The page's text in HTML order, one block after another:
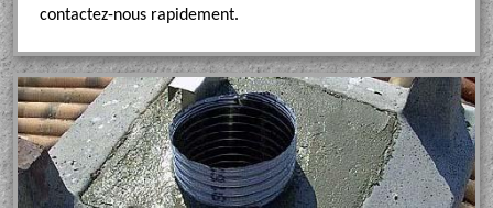
contactez-nous rapidement.